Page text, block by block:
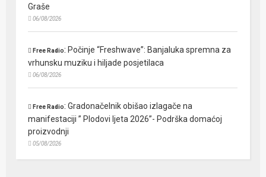
Graše
06/08/2026
Free Radio: Počinje “Freshwave”: Banjaluka spremna za
vrhunsku muziku i hiljade posjetilaca
06/08/2026
Free Radio:Gradonačelnik obišao izlagače na
manifestaciji ” Plodovi ljeta 2026”- Podrška domaćoj
proizvodnji
05/08/2026